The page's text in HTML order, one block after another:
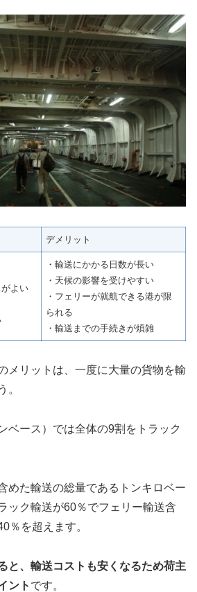
デメリット
がよい
・輸送にかかる日数が長い
・天候の影響を受けやすい
・フェリーが就航できる港が限
られる
・輸送までの手続きが煩雑
メリットは、一度に大量の貨物を輸
。
ベース）では全体の9割をトラック
めた輸送の総量であるトンキロベー
ック輸送が60％でフェリー輸送含
％を超えます。
と、輸送コストも安くなるため荷主
ント です。